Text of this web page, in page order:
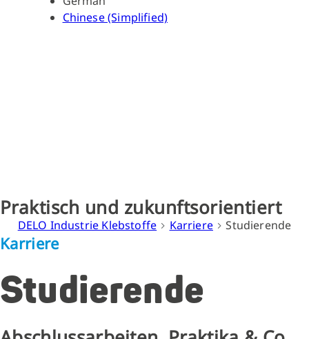
Chinese (Simplified)
Praktisch und zukunftsorientiert
DELO Industrie Klebstoffe Karriere Studierende
Karriere
Studierende